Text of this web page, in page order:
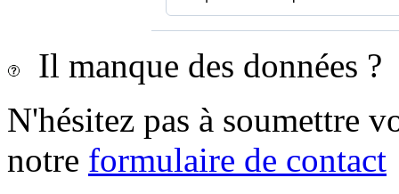
Il manque des données ?
N'hésitez pas à soumettre
notre formulaire de contact